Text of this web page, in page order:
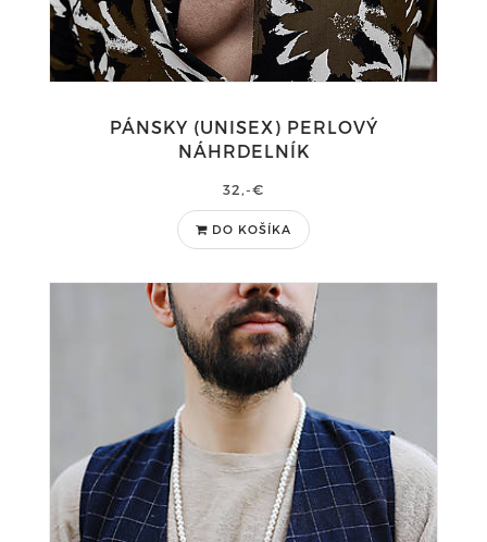
PÁNSKY (UNISEX) PERLOVÝ
NÁHRDELNÍK
32,-€
DO KOŠÍKA